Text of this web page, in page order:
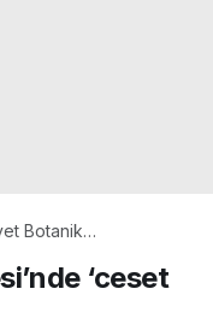
Botanik
‘ceset